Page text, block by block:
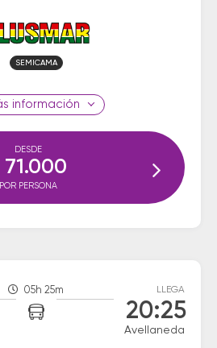
SEMICAMA
información
DESDE
71.000
POR PERSONA
05h 25m LLEGA
20:25
Avellaneda